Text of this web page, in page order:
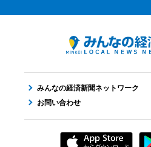
みんなの経済新聞ネットワーク
お問い合わせ